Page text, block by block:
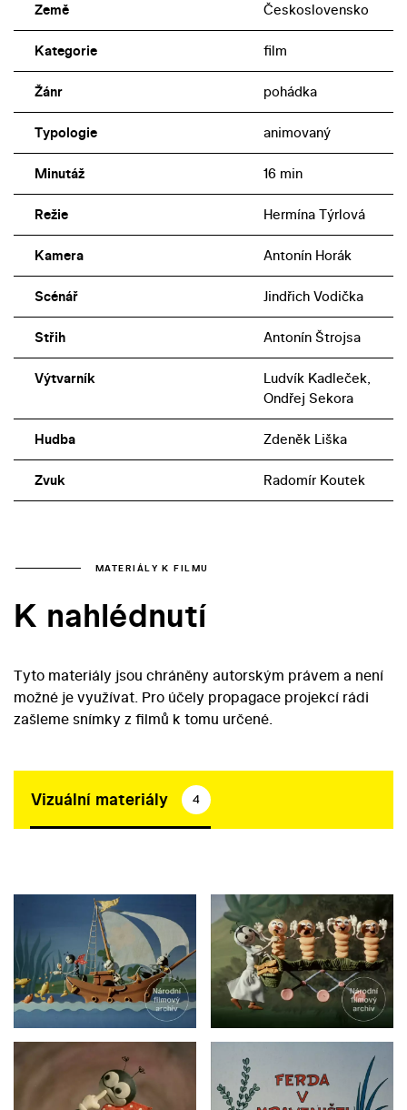
Země Československo
Kategorie film
Žánr pohádka
Typologie animovaný
Minutáž 16 min
Režie Hermína Týrlová
Kamera Antonín Horák
Scénář Jindřich Vodička
Střih Antonín Štrojsa
Výtvarník
Ludvík Kadleček,
Ondřej Sekora
Hudba Zdeněk Liška
Zvuk Radomír Koutek
MATERIÁLY K FILMU
K nahlédnutí
Tyto materiály jsou chráněny autorským právem a není
možné je využívat. Pro účely propagace projekcí rádi
zašleme snímky z filmů k tomu určené.
Vizuální materiály 4